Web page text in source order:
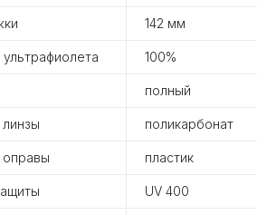
142 мм
100%
полный
поликарбонат
пластик
UV 400